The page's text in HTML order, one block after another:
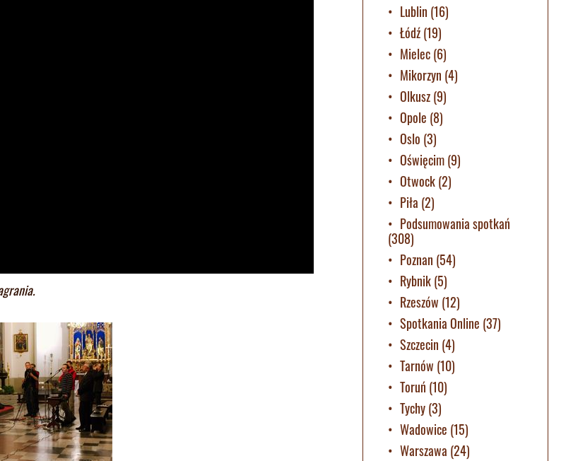
Lublin (16)
Łódź(19)
Mielec(6)
Mikorzyn (4)
Olkusz(9)
Opole (8)
Oslo (3)
Oświęcim(9)
Otwock(2)
Piła (2)
Podsumowania spotkań
(308)
Poznan (54)
Rybnik(5)
Rzeszów (12)
Spotkania Online (37)
Szczecin (4)
Tarnów (10)
Toruń (10)
Tychy(3)
Wadowice (15)
Warszawa (24)